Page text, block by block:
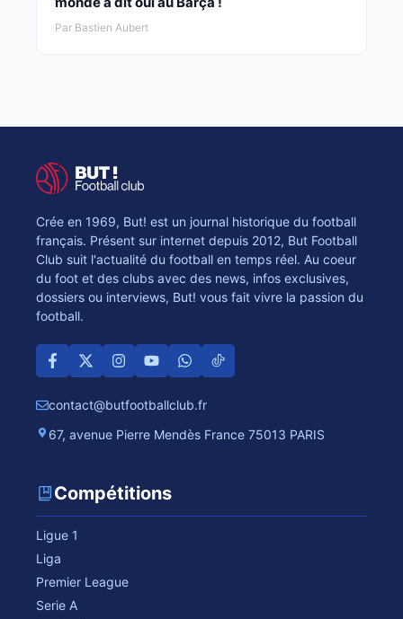
Par Bastien Aubert
Crée en 1969, But! est un journal historique du football
français. Présent sur internet depuis 2012, But Football
Club suit l'actualité du football en temps réel. Au coeur
du foot et des clubs avec des news, infos exclusives,
dossiers ou interviews, But! vous fait vivre la passion du
football.
contact@butfootballclub.fr
67, avenue Pierre Mendès France 75013 PARIS
Compétitions
Ligue 1
Liga
Premier League
Serie A